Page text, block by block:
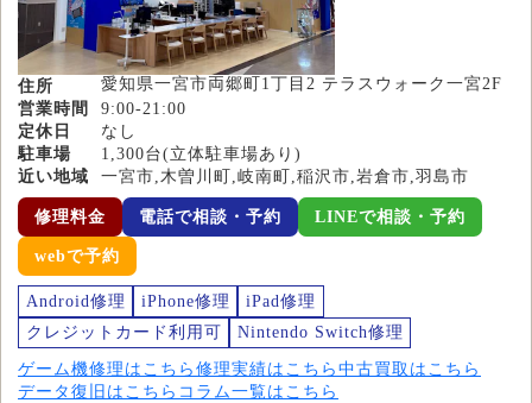
住所
愛知県一宮市両郷町1丁目2 テラスウォーク一宮2F
営業時間
9:00-21:00
定休日
なし
駐車場
1,300台(立体駐車場あり)
近い地域
一宮市,木曽川町,岐南町,稲沢市,岩倉市,羽島市
修理料金 電話で相談・予約 LINEで相談・予約
webで予約
Android修理 iPhone修理
iPad修理
クレジットカード利用可
Nintendo Switch修理
ゲーム機修理はこちら 修理実績はこちら 中古買取はこちら
データ復旧はこちら コラム一覧はこちら